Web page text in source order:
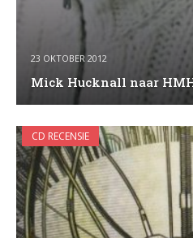
23 OKTOBER 2012
Mick Hucknall naar
CD RECENSIE